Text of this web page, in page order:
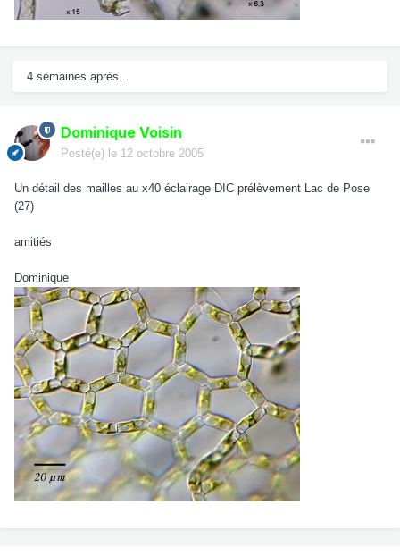
4 semaines après...
Dominique Voisin
Posté(e) le 12 octobre 2005
Un détail des mailles au x40 éclairage DIC prélèvement Lac de Pose
(27)
amitiés
Dominique